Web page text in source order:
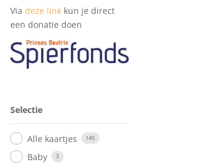
Viadeze link kun je direct
een donatie doen
Selectie
Alle kaartjes 145
Baby 3